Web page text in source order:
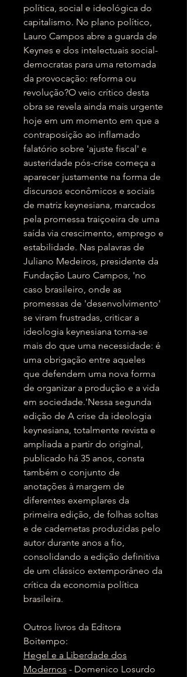
política, social e ideológica do
capitalismo. No plano político,
Lauro Campos abre a guarda de
Keynes e dos intelectuais social-
democratas para uma retomada
da provocação: reforma ou
revolução?O veio crítico desta
obra se revela ainda mais urgente
hoje em um momento em que a
contraposição ao inflamado
falatório sobre 'ajuste fiscal' e
austeridade pós-crise começa a
aparecer justamente na forma de
discursos econômicos e sociais
de matriz keynesiana, marcados
pela promessa traiçoeira de uma
saída via crescimento, emprego e
estabilidade. Nas palavras de
Juliano Medeiros, presidente da
Fundação Lauro Campos, 'no
caso brasileiro, onde as
promessas de 'desenvolvimento'
se viram frustradas, criticar a
ideologia keynesiana torna-se
mais do que uma necessidade: é
uma obrigação entre aqueles
que defendem uma nova forma
de organizar a produção e a vida
em sociedade.'Nessa segunda
edição de A crise da ideologia
keynesiana, totalmente revista e
ampliada a partir do original,
publicado há 35 anos, consta
também o conjunto de
anotações à margem de
diferentes exemplares da
primeira edição, de folhas soltas
e de cadernetas produzidas pelo
autor durante anos a fio,
consolidando a edição definitiva
de um clássico extemporâneo da
crítica da economia política
brasileira.
Outros livros da Editora
Boitempo:
Hegel e a Liberdade dos
Modernos - Domenico Losurdo